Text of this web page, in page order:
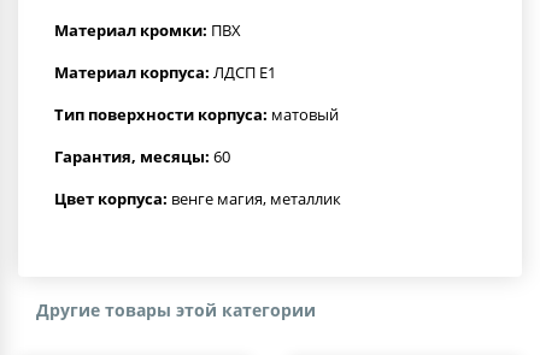
Материал кромки: ПВХ
Материал корпуса: ЛДСП Е1
Тип поверхности корпуса: матовый
Гарантия, месяцы: 60
Цвет корпуса: венге магия, металлик
Другие товары этой категории